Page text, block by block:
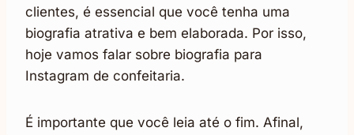
clientes, é essencial que você tenha uma
biografia atrativa e bem elaborada. Por isso,
hoje vamos falar sobre biografia para
Instagram de confeitaria.
É importante que você leia até o fim. Afinal,